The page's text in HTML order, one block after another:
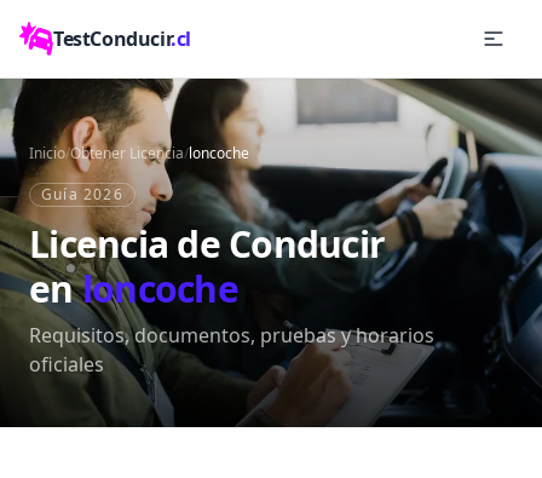
TestConducir.cl
Inicio/Obtener Licencia/loncoche
Guía 2026
Licencia de Conducir
enloncoche
Requisitos, documentos, pruebas y horarios
oficiales